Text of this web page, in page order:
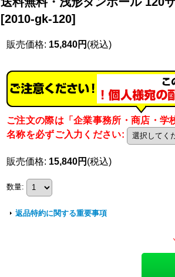
[2010-gk-120]
販売価格: 15,840円 (税込)
ご注文の際は「企業事務所・商店・
名称を必ずご入力ください:
販売価格: 15,840円 (税込)
数量:
返品特約に関する重要事項